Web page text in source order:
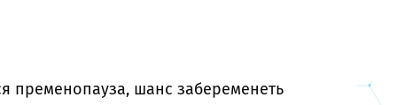
пременопауза, шанс забеременеть